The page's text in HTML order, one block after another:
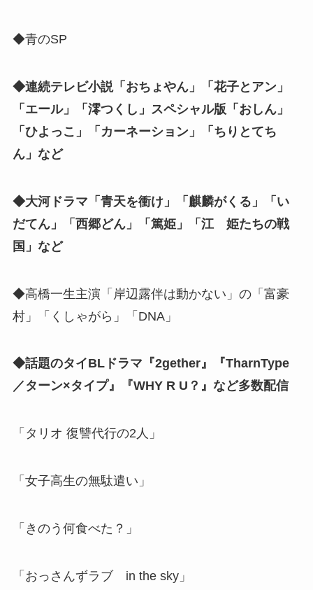
◆青のSP
◆連続テレビ小説「おちょやん」「花子とアン」
「エール」「澪つくし」スペシャル版「おしん」
「ひよっこ」「カーネーション」「ちりとてち
ん」など
◆大河ドラマ「青天を衝け」「麒麟がくる」「い
だてん」「西郷どん」「篤姫」「江 姫たちの戦
国」など
◆高橋一生主演「岸辺露伴は動かない」の「富豪
村」「くしゃがら」「DNA」
◆話題のタイBLドラマ『2gether』『TharnType
／ターン×タイプ』『WHY R U？』など多数配信
「タリオ 復讐代行の2人」
「女子高生の無駄遣い」
「きのう何食べた？」
「おっさんずラブ in the sky」